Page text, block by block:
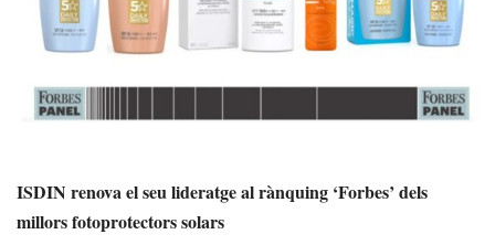
ISDIN renova el seu lideratge al rànquing ‘Forbes’ dels
millors fotoprotectors solars